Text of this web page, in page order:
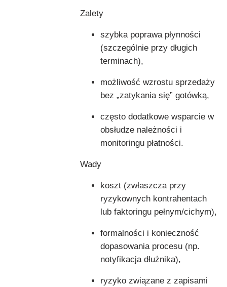
Zalety
szybka poprawa płynności
(szczególnie przy długich
terminach),
możliwość wzrostu sprzedaży
bez „zatykania się” gotówką,
często dodatkowe wsparcie w
obsłudze należności i
monitoringu płatności.
Wady
koszt (zwłaszcza przy
ryzykownych kontrahentach
lub faktoringu pełnym/cichym),
formalności i konieczność
dopasowania procesu (np.
notyfikacja dłużnika),
ryzyko związane z zapisami